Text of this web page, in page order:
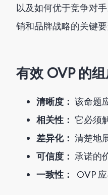
以及如何优于竞争对
销和品牌战略的关键要
有效 OVP 的
清晰度： 该命题
相关性： 它必须
差异化： 清楚地
可信度： 承诺的
一致性：
OVP